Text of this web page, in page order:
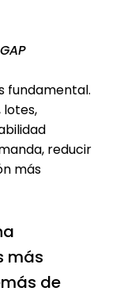
fundamental.
lotes,
reducir
más
más
de